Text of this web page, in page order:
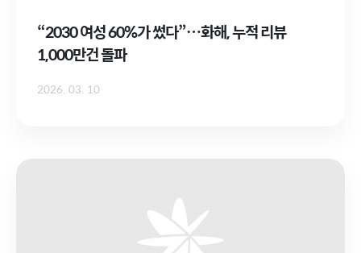
“2030 여성 60%가 썼다”…화해, 누적 리뷰
1,000만건 돌파
2026. 03. 10